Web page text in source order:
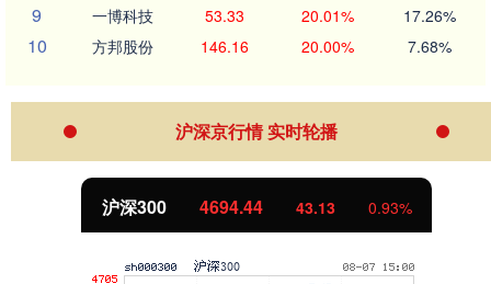
9 一博科技 53.33 20.01% 17.26%
10 方邦股份 146.16 20.00% 7.68%
沪深京行情 实时轮播
沪深300 4694.44 43.13 0.93%